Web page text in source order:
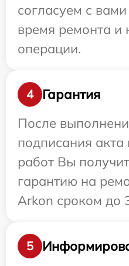
согласуем с
время ремонта и
операции.
4
Гарантия
После
подписания
работ Вы
гарантию на
Arkon сроком до
5